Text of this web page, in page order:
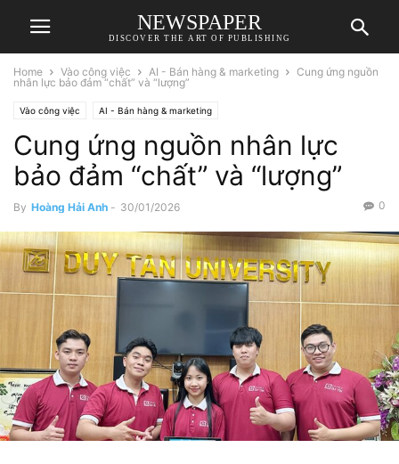
NEWSPAPER
DISCOVER THE ART OF PUBLISHING
Home Vào công việc AI - Bán hàng & marketing
Cung ứng nguồn
nhân lực bảo đảm “chất” và “lượng”
Vào công việc AI - Bán hàng & marketing
Cung ứng nguồn nhân lực
bảo đảm “chất” và “lượng”
By Hoàng Hải Anh - 30/01/2026 0